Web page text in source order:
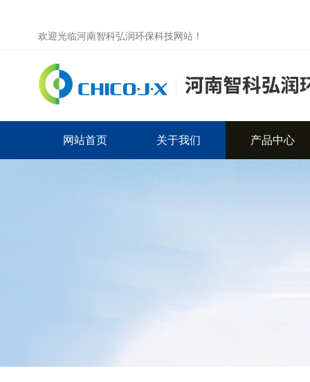
欢迎光临河南智科弘润环保科技网站！
网站首页 关于我们 产品中心